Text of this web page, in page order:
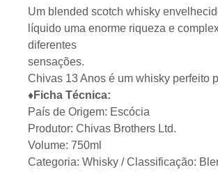
Um blended scotch whisky
líquido uma enorme riqueza e
diferentes
sensações.
Chivas 13 Anos é um whisky perfeito
♦Ficha Técnica:
País de Origem: Escócia
Produtor: Chivas Brothers Ltd.
Volume: 750ml
Categoria: Whisky / Classificação: